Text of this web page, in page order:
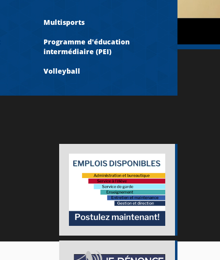
Multisports
Programme d'éducation
intermédiaire (PEI)
Volleyball